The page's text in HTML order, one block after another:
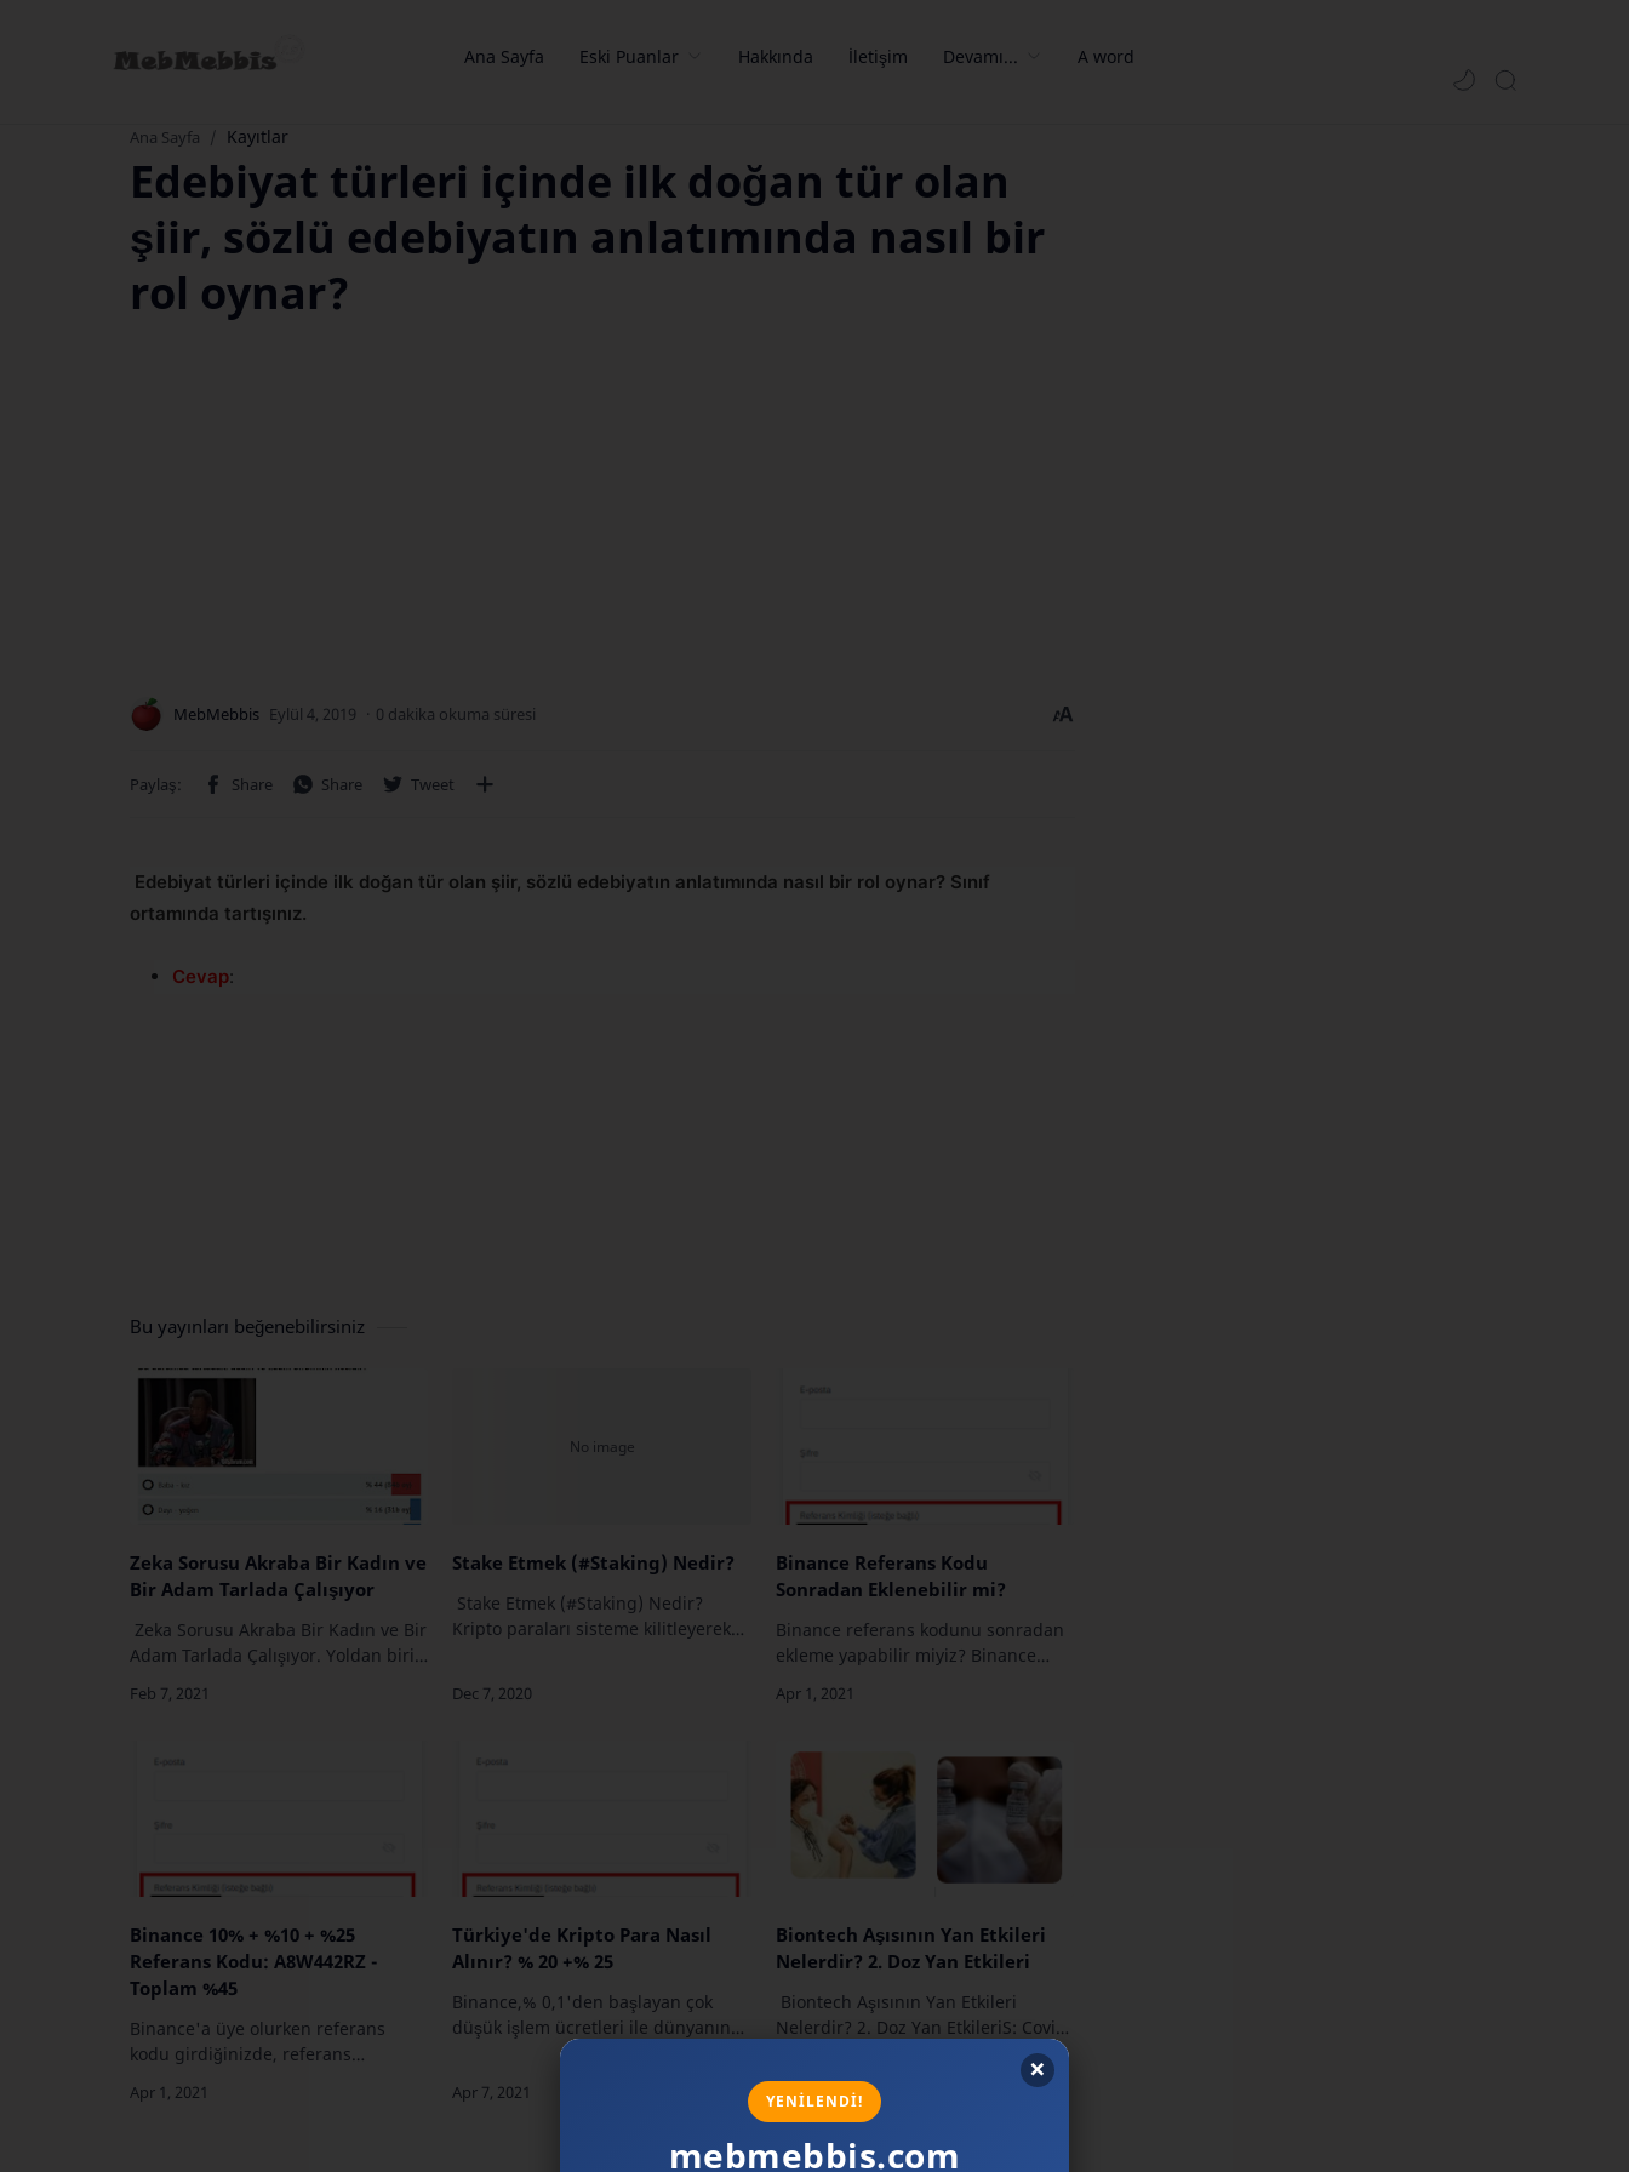
Ana Sayfa Eski Puanlar Hakkında İletişim Devamı... A word
Ana Sayfa Kayıtlar
Edebiyat türleri içinde ilk doğan tür olan
şiir, sözlü edebiyatın anlatımında nasıl bir
rol oynar?
0 dakika okuma süresi
Edebiyat türleri içinde ilk doğan tür olan şiir, sözlü edebiyatın anlatımında nasıl bir rol oynar? Sınıf
ortamında tartışınız.
Cevap:
Bu yayınları beğenebilirsiniz
Zeka Sorusu Akraba Bir Kadın ve
Bir Adam Tarlada Çalışıyor
Zeka Sorusu Akraba Bir Kadın ve Bir
Adam Tarlada Çalışıyor. Yoldan biri
olmadıklarını soruyor. Sonra olaylar
Stake Etmek (#Staking) Nedir?
Stake Etmek (#Staking) Nedir?
Kripto paraları sisteme kilitleyerek
Proof-of-Stake (Hisse İspatı, PoS)
Binance Referans Kodu
Sonradan Eklenebilir mi?
Binance referans kodunu sonradan
ekleme yapabilir miyiz? Binance
kampanyayla, referans kodu ile yeni
sunuyor. Ancak…
Binance 10% + %10 + %25
Referans Kodu: A8W442RZ -
Toplam %45
Binance'a üye olurken referans
kodu girdiğinizde, referans
komisyonlarından %10 kazanacak ve
Türkiye'de Kripto Para Nasıl
Alınır? % 20 +% 25
Binance,% 0,1'den başlayan çok
düşük işlem ücretleri ile dünyanın
en popüler kripto para
hesabı açıp Bitcoin ve yüzlerce
Biontech Aşısının Yan Etkileri
Nelerdir? 2. Doz Yan Etkileri
Biontech Aşısının Yan Etkileri
Nelerdir? 2. Doz Yan EtkileriS: Covid
aşısının yan etkilerinin özellikle
ikinci dozdan sonra gerçekten kötü
olabileceğini duydum…